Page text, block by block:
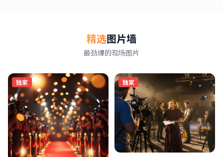
精选图片墙
最劲爆的现场图片
独家 独家